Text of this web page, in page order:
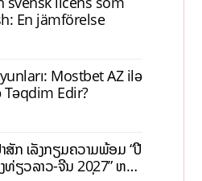
En jämförelse
Mostbet AZ ilə
Edir?
ສັກ ເລັ່ງກຽມຄວາມພ້ອມ “ປີ
ທ່ຽວລາວ-ຈີນ 2027” ຫວັງ